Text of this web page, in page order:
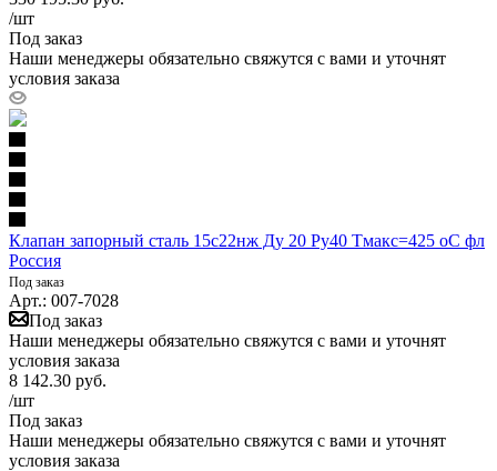
/шт
Под заказ
Наши менеджеры обязательно свяжутся с вами и уточнят
условия заказа
Клапан запорный сталь 15с22нж Ду 20 Ру40 Тмакс=425 оС фл
Россия
Под заказ
Арт.: 007-7028
Под заказ
Наши менеджеры обязательно свяжутся с вами и уточнят
условия заказа
8 142.30 руб.
/шт
Под заказ
Наши менеджеры обязательно свяжутся с вами и уточнят
условия заказа